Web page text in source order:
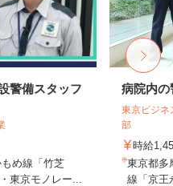
警備スタッフ
め線「竹芝
東京モノレー...
病院内の
東京ビジ
部
時給
東京都多
線「京王